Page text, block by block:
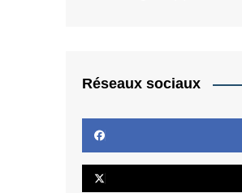
Réseaux sociaux